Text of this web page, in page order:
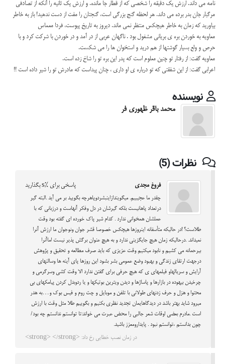
نامه مي داند. ارزش يک دقيقه را شخصي که از قطار جا مانده. و ارزش يک ثانيه را آنکه از تصادفي
مرگبار جان بدر برده مي داند. هر لحظه گنج بزرگي است، گنجتان را مفت از دست ندهيد! باز به خاطر
بياوريد که زمان به خاطر هيچکس منتظر نمي ماند. ديروز به تاريخ پيوست، فردا معماس
معاویه به خوردن بره ی بریانی مشغول بود . ناگهان عربی از در آمد و در خوردن با شرکت کرد و با
حرص و ولع بسیار گوشتها از هم درید و استخوان ها را می شکست.
معاویه گفت: از رفتار تو چنین معلوم است که پدر این بره تو را شاخ زده است.
اعرابی گفت: از این شفقتی که تو درباره ی او داری ، چنان پیداست که مادرش تو را شیر داده است !!
نویسنده
محمد باقر ظهوری فر
نظرات (5)
فروغ مجدی پاسخی برای %s بگذارید
چقدر ما عجیبیم. میگویندازاینبشردوپاهرچه بگویید بر می آید .البته گیر
درتعداد پاهانیست بلکه گیرشان در دل وفکر آنهاست و درزبانی که با
عملشان همخوانی ندارد . کدام شیر پاک خورده ای گفته بود وقت
طلاست؟ !در حالیکه متأسفانه اینروزها هیچکس خصوصا قشر جوان ونوجوان ما ارزش آنرا
نمیداند. .درحالیکه زمان هیچ جایگزینی ندارد و به هیچ عنوان برگش پذیر نیست اماآنرا
بیرحمانه می کشیم و نابود میکنیم وقت عزیزی که باید صرف مطالعه و تحقیق و پژوهش
درجهت ارتقای زندگی و بهبود وضع عمومی بشر بشود این روزها پای آینه ها وسالنهای
آرایش و سریالهاو فیلمهای ی که هیچ حرفی برای گفتن ندارد الا وقت کشی وسرگرمی و
چرخیدن بیهوده در بازارها و پاساژها و دیدن ویترین بوتیکها و یا ردوبدل کردن پیامکهای بی
محتوا و هزل و حرف زدنهای طولانی با تلفن و موبایل و چت روم و فیس بوک و…به هدر
میرود شاید بهتر باشد در دیدگاهایمان تجدید نظری بکنیم و بگوییم طلا مثل وقت با ارزش
است .مادرم بعضی اوقات شعر جالبی را محض عبرت می خواند:تا توانستم ندانستم چه بود/
چون بدانستم ،توانستم نبود . پایدارومعزز باشید.
در زمان نصب خطایی رخ داد: <strong> </strong>